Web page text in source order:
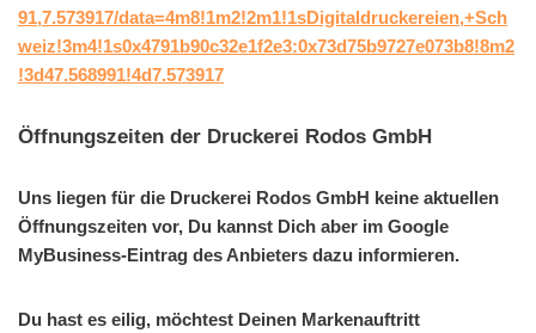
91,7.573917/data=4m8!1m2!2m1!1sDigitaldruckereien,+Sch
weiz!3m4!1s0x4791b90c32e1f2e3:0x73d75b9727e073b8!8m2
!3d47.568991!4d7.573917
Öffnungszeiten der Druckerei Rodos GmbH
Uns liegen für die Druckerei Rodos GmbH keine aktuellen
Öffnungszeiten vor, Du kannst Dich aber im Google
MyBusiness-Eintrag des Anbieters dazu informieren.
Du hast es eilig, möchtest Deinen Markenauftritt